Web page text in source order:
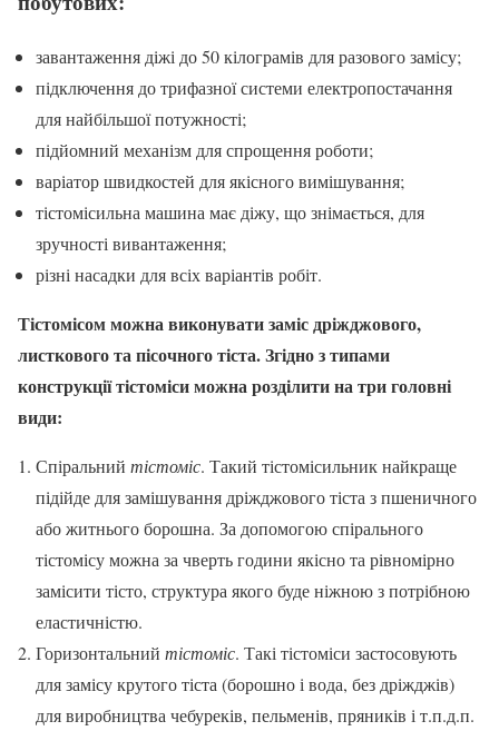
завантаження діжі до 50 кілограмів для разового замісу;
підключення до трифазної системи електропостачання
для найбільшої потужності;
підйомний механізм для спрощення роботи;
варіатор швидкостей для якісного вимішування;
тістомісильна машина має діжу, що знімається, для
зручності вивантаження;
різні насадки для всіх варіантів робіт.
Тістомісом можна виконувати заміс дріжджового,
листкового та пісочного тіста. Згідно з типами
конструкції тістоміси можна розділити на три головні
види:
Спіральний тістоміс. Такий тістомісильник найкраще
підійде для замішування дріжджового тіста з пшеничного
або житнього борошна. За допомогою спірального
тістомісу можна за чверть години якісно та рівномірно
замісити тісто, структура якого буде ніжною з потрібною
еластичністю.
Горизонтальний тістоміс. Такі тістоміси застосовують
для замісу крутого тіста (борошно і вода, без дріжджів)
для виробництва чебуреків, пельменів, пряників і т.п.д.п.